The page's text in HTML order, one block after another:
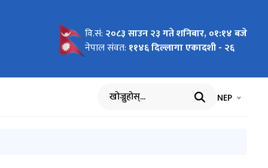
तथातथा
र
२०८१
लागि
जारी
लागि
-
वि.सं: २०८३ साउन २३ गते शनिबार, ०१:१४ बजे
नेपाल संवत: ११४६ दिल्लागा एकादशी - २६
खोज्नुहोस् भाषा चयन
NEP